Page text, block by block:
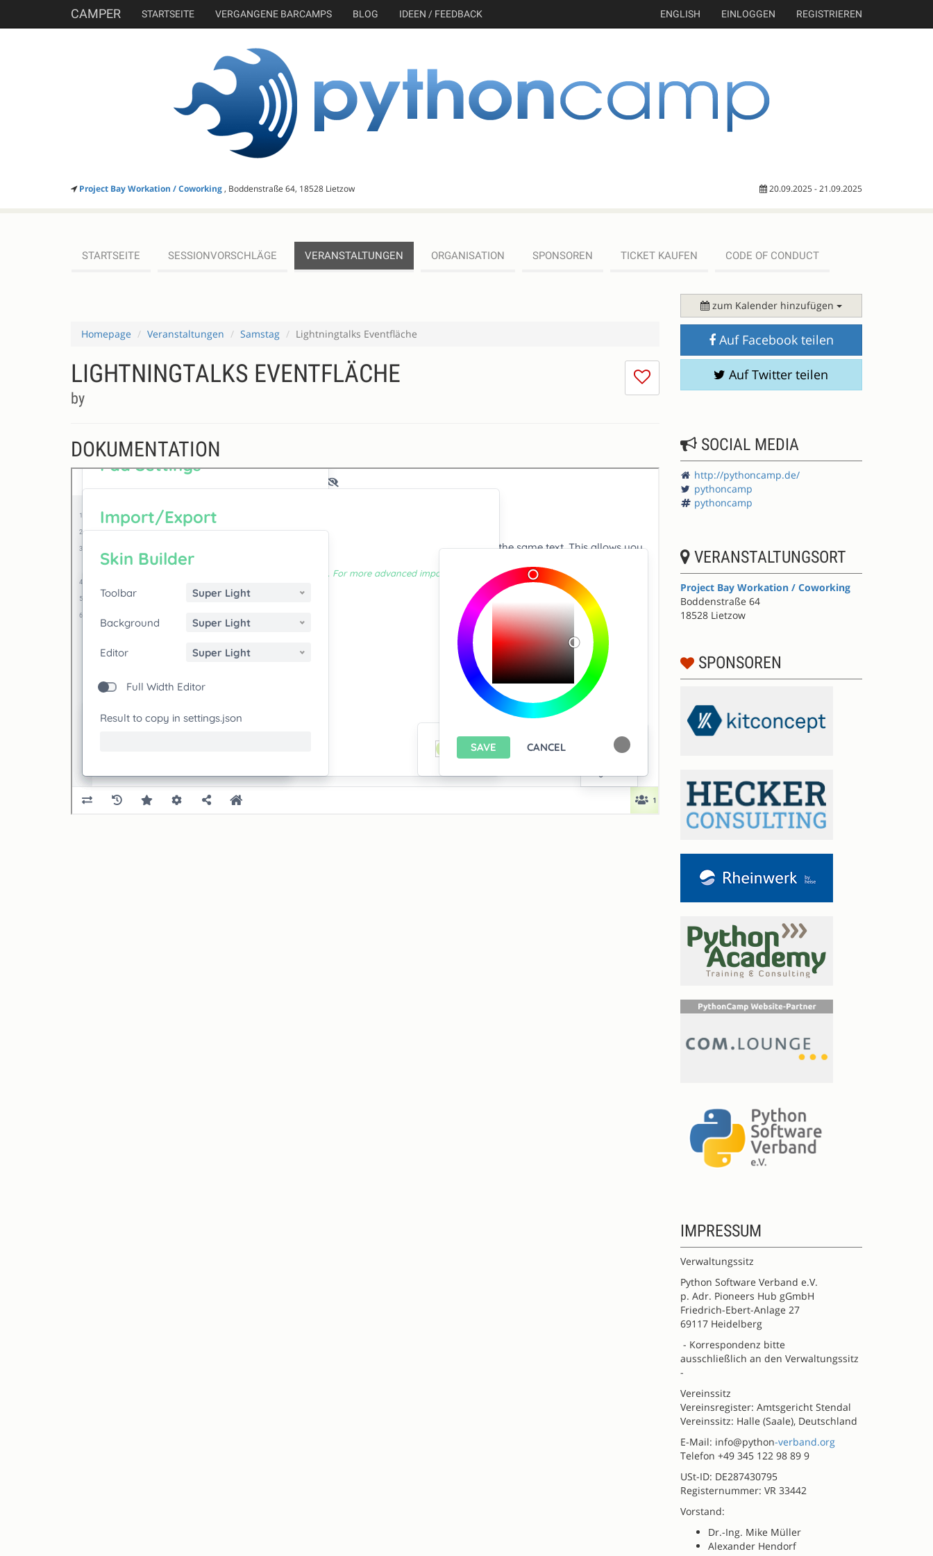
CAMPER STARTSEITE VERGANGENE BARCAMPS BLOG IDEEN / FEEDBACK ENGLISH EINLOGGEN REGISTRIEREN
Project Bay Workation / Coworking, Boddenstraße 64, 18528 Lietzow 20.09.2025 - 21.09.2025
STARTSEITE SESSIONVORSCHLÄGE VERANSTALTUNGEN ORGANISATION SPONSOREN TICKET KAUFEN CODE OF CONDUCT
Homepage Veranstaltungen Samstag Lightningtalks Eventfläche
Ich
mag
nicht
LIGHTNINGTALKS EVENTFLÄCHE
by
DOKUMENTATION
zum Kalender hinzufügen
Auf Facebook teilen
Auf Twitter teilen
SOCIAL MEDIA
http://pythoncamp.de/
pythoncamp
pythoncamp
VERANSTALTUNGSORT
Project Bay Workation / Coworking
Boddenstraße 64
18528 Lietzow
SPONSOREN
IMPRESSUM
Verwaltungssitz
Python Software Verband e.V.
p. Adr. Pioneers Hub gGmbH
Friedrich-Ebert-Anlage 27
69117 Heidelberg
- Korrespondenz bitte
ausschließlich an den Verwaltungssitz
-
Vereinssitz
Vereinsregister: Amtsgericht Stendal
Vereinssitz: Halle (Saale), Deutschland
E-Mail: info@python-verband.org
Telefon +49 345 122 98 89 9
USt-ID: DE287430795
Registernummer: VR 33442
Vorstand:
Dr.-Ing. Mike Müller
Alexander Hendorf